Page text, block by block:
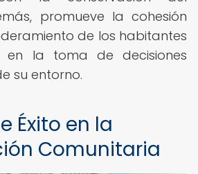
promueve la cohesión
de los habitantes
en la toma de decisiones
su entorno.
Éxito en la
Comunitaria